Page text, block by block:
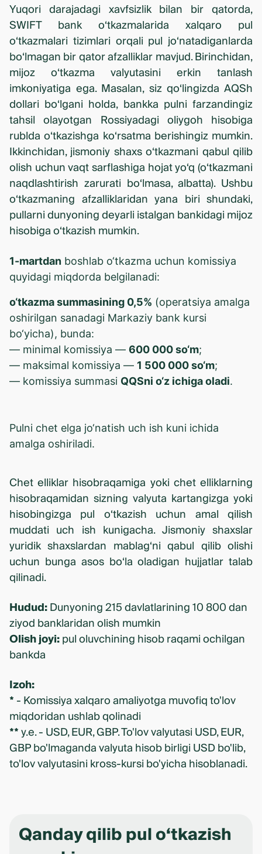
Yuqori darajadagi xavfsizlik bilan bir qatorda,
SWIFT bank o‘tkazmalarida xalqaro pul
o‘tkazmalari tizimlari orqali pul jo‘natadiganlarda
bo‘lmagan bir qator afzalliklar mavjud. Birinchidan,
mijoz o‘tkazma valyutasini erkin tanlash
imkoniyatiga ega. Masalan, siz qo‘lingizda AQSh
dollari bo‘lgani holda, bankka pulni farzandingiz
tahsil olayotgan Rossiyadagi oliygoh hisobiga
rublda o‘tkazishga ko‘rsatma berishingiz mumkin.
Ikkinchidan, jismoniy shaxs o‘tkazmani qabul qilib
olish uchun vaqt sarflashiga hojat yo‘q (o‘tkazmani
naqdlashtirish zarurati bo‘lmasa, albatta). Ushbu
o‘tkazmaning afzalliklaridan yana biri shundaki,
pullarni dunyoning deyarli istalgan bankidagi mijoz
hisobiga o‘tkazish mumkin.
1-martdan boshlab o‘tkazma uchun komissiya
quyidagi miqdorda belgilanadi:
o‘tkazma summasining 0,5% (operatsiya amalga
oshirilgan sanadagi Markaziy bank kursi
bo‘yicha), bunda:
— minimal komissiya — 600 000 so‘m;
— maksimal komissiya — 1 500 000 so‘m;
— komissiya summasi QQSni o‘z ichiga oladi.
Pulni chet elga jo‘natish uch ish kuni ichida
amalga oshiriladi.
Chet elliklar hisobraqamiga yoki chet elliklarning
hisobraqamidan sizning valyuta kartangizga yoki
hisobingizga pul o‘tkazish uchun amal qilish
muddati uch ish kunigacha. Jismoniy shaxslar
yuridik shaxslardan mablag‘ni qabul qilib olishi
uchun bunga asos bo‘la oladigan hujjatlar talab
qilinadi.
Hudud:Dunyoning 215 davlatlarining 10 800 dan
ziyod banklaridan olish mumkin
Olish joyi:pul oluvchining hisob raqami ochilgan
bankda
Izoh:
*- Komissiya xalqaro amaliyotga muvofiq to'lov
miqdoridan ushlab qolinadi
**y.e. - USD, EUR, GBP. To'lov valyutasi USD, EUR,
GBP bo'lmaganda valyuta hisob birligi USD bo'lib,
to'lov valyutasini kross-kursi bo'yicha hisoblanadi.
Qanday qilib pul o‘tkazish